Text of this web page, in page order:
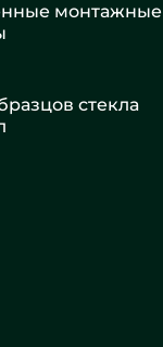
монтажные
стекла